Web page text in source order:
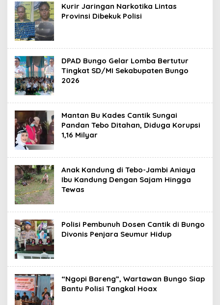
Kurir Jaringan Narkotika Lintas
Provinsi Dibekuk Polisi
DPAD Bungo Gelar Lomba Bertutur
Tingkat SD/MI Sekabupaten Bungo
2026
Mantan Bu Kades Cantik Sungai
Pandan Tebo Ditahan, Diduga Korupsi
1,16 Milyar
Anak Kandung di Tebo-Jambi Aniaya
Ibu Kandung Dengan Sajam Hingga
Tewas
Polisi Pembunuh Dosen Cantik di Bungo
Divonis Penjara Seumur Hidup
“Ngopi Bareng”, Wartawan Bungo Siap
Bantu Polisi Tangkal Hoax